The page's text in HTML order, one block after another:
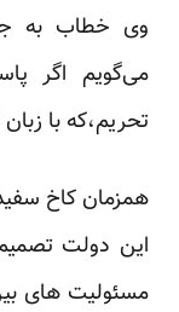
وی خطاب به
می‌گویم اگر
تحریم،که با
همزمان کاخ سفید
این دولت
مسئولیت های